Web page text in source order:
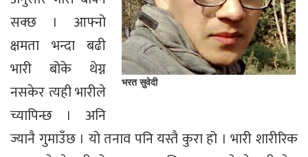
भरत सुवेदी
सक्छ । आफ्नो
क्षमता भन्दा बढी
भारी बोके थेग्न
नसकेर त्यही भारीले
च्यापिन्छ । अनि
ज्यानै गुमाउँछ । यो तनाव पनि यस्तै कुरा हो । भारी शारीरिक